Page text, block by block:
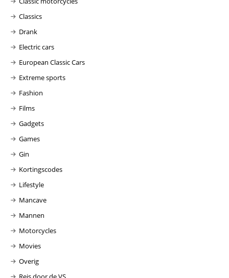
Classics
Drank
Electric cars
European Classic Cars
Extreme sports
Fashion
Films
Gadgets
Games
Gin
Kortingscodes
Lifestyle
Mancave
Mannen
Motorcycles
Movies
Overig